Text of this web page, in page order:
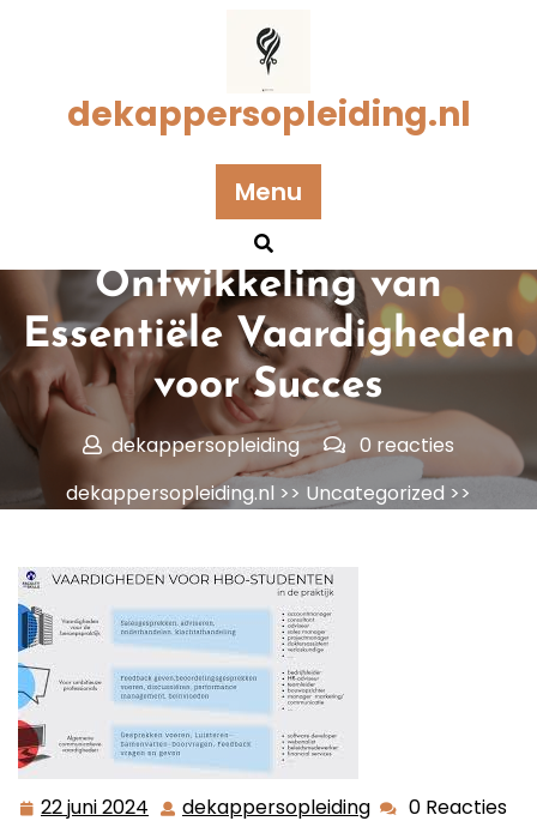
dekappersopleiding.nl
Menu
Geplaatst op 22 juni 2024
Ontwikkeling van
Essentiële Vaardigheden
voor Succes
dekappersopleiding
0 reacties
dekappersopleiding.nl >> Uncategorized >>
22 juni 2024 22 dekappersopleiding 0 Reacties